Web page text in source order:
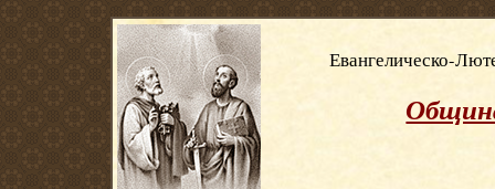
Евангелическо-